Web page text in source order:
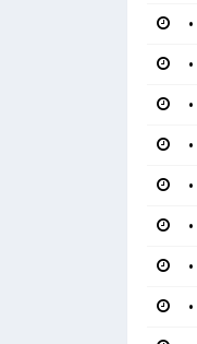
•
•
•
•
•
•
•
•